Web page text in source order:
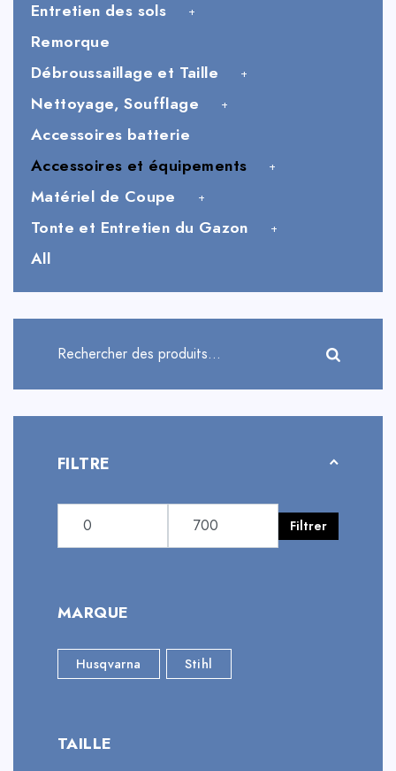
Entretien des sols
Remorque
Débroussaillage et Taille
Nettoyage, Soufflage
Accessoires batterie
Accessoires et équipements
Matériel de Coupe
Tonte et Entretien du Gazon
All
FILTRE
Filtrer
MARQUE
Husqvarna Stihl
TAILLE